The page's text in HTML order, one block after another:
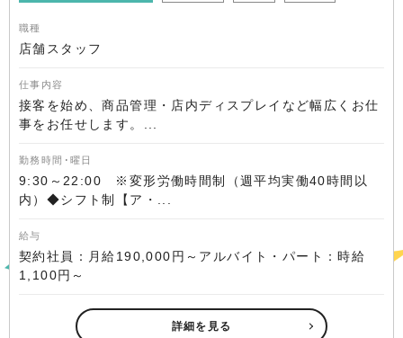
職種
店舗スタッフ
仕事内容
接客を始め、商品管理・店内ディスプレイなど幅広くお仕
事をお任せします。...
勤務時間･曜日
9:30～22:00 ※変形労働時間制（週平均実働40時間以
内）◆シフト制【ア・...
給与
契約社員：月給190,000円～アルバイト・パート：時給
1,100円～
詳細を見る